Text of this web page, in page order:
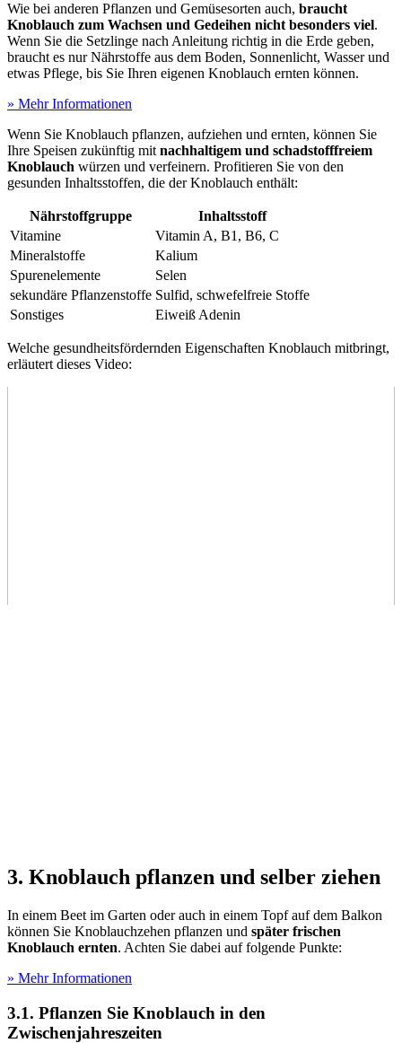
Wie bei anderen Pflanzen und Gemüsesorten auch, braucht
Knoblauch zum Wachsen und Gedeihen nicht besonders viel.
Wenn Sie die Setzlinge nach Anleitung richtig in die Erde geben,
braucht es nur Nährstoffe aus dem Boden, Sonnenlicht, Wasser und
etwas Pflege, bis Sie Ihren eigenen Knoblauch ernten können.
» Mehr Informationen
Wenn Sie Knoblauch pflanzen, aufziehen und ernten, können Sie
Ihre Speisen zukünftig mitnachhaltigem und schadstofffreiem
Knoblauch würzen und verfeinern. Profitieren Sie von den
gesunden Inhaltsstoffen, die der Knoblauch enthält:
Nährstoffgruppe
Inhaltsstoff
Vitamine
Vitamin A, B1, B6, C
Mineralstoffe
Kalium
Spurenelemente
Selen
sekundäre Pflanzenstoffe Sulfid, schwefelfreie Stoffe
Sonstiges
Eiweiß Adenin
Welche gesundheitsfördernden Eigenschaften Knoblauch mitbringt,
erläutert dieses Video:
3. Knoblauch pflanzen und selber ziehen
In einem Beet im Garten oder auch in einem Topf auf dem Balkon
können Sie Knoblauchzehen pflanzen und später frischen
Knoblauch ernten. Achten Sie dabei auf folgende Punkte:
» Mehr Informationen
3.1. Pflanzen Sie Knoblauch in den
Zwischenjahreszeiten